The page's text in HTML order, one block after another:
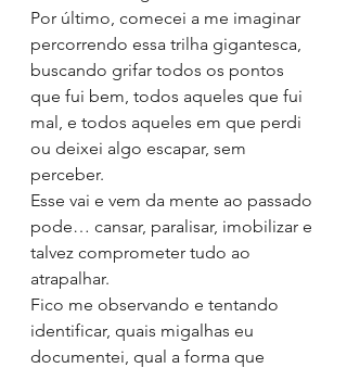
Por último, comecei a me imaginar
percorrendo essa trilha gigantesca,
buscando grifar todos os pontos
que fui bem, todos aqueles que fui
mal, e todos aqueles em que perdi
ou deixei algo escapar, sem
perceber.
Esse vai e vem da mente ao passado
pode… cansar, paralisar, imobilizar e
talvez comprometer tudo ao
atrapalhar.
Fico me observando e tentando
identificar, quais migalhas eu
documentei, qual a forma que